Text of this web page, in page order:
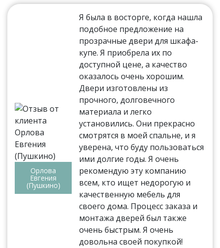
Орлова
Евгения
(Пушкино)
Я была в восторге, когда нашла
подобное предложение на
прозрачные двери для шкафа-
купе. Я приобрела их по
доступной цене, а качество
оказалось очень хорошим.
Двери изготовлены из
прочного, долговечного
материала и легко
установились. Они прекрасно
смотрятся в моей спальне, и я
уверена, что буду пользоваться
ими долгие годы. Я очень
рекомендую эту компанию
всем, кто ищет недорогую и
качественную мебель для
своего дома. Процесс заказа и
монтажа дверей был также
очень быстрым. Я очень
довольна своей покупкой!